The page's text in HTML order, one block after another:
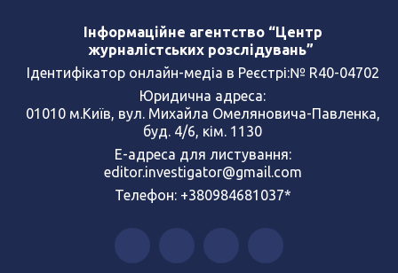
Інформаційне агентство “Центр
журналістських розслідувань”
Ідентифікатор онлайн-медіа в Реєстрі:№ R40-04702
Юридична адреса:
01010 м.Київ, вул. Михайла Омеляновича-Павленка,
буд. 4/6, кім. 1130
Е-адреса для листування:
editor.investigator@gmail.com
Телефон: +380984681037*